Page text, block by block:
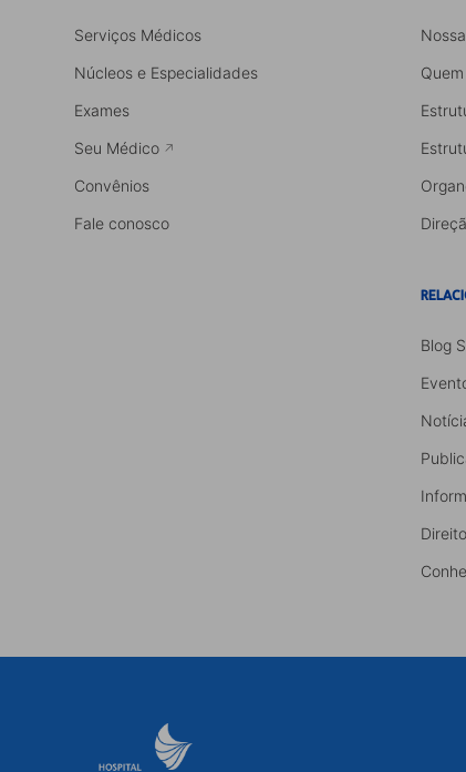
Serviços Médicos
Núcleos e Especialidades
Exames
Seu Médico
Convênios
Fale conosco
Blog